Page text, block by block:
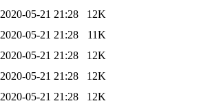
2020-05-21 21:28
12K
2020-05-21 21:28
11K
2020-05-21 21:28
12K
2020-05-21 21:28
12K
2020-05-21 21:28
12K